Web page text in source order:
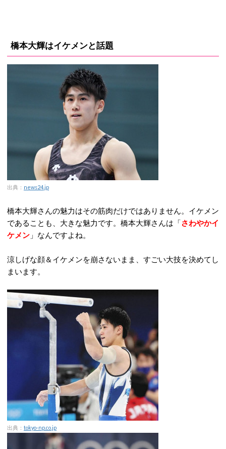
橋本大輝はイケメンと話題
出典： news24.jp
橋本大輝さんの魅力はその筋肉だけではありません。イケメン
であることも、大きな魅力です。橋本大輝さんは「さわやかイ
ケメン 」なんですよね。
涼しげな顔＆イケメンを崩さないまま、すごい大技を決めてし
まいます。
出典： tokyo-np.co.jp